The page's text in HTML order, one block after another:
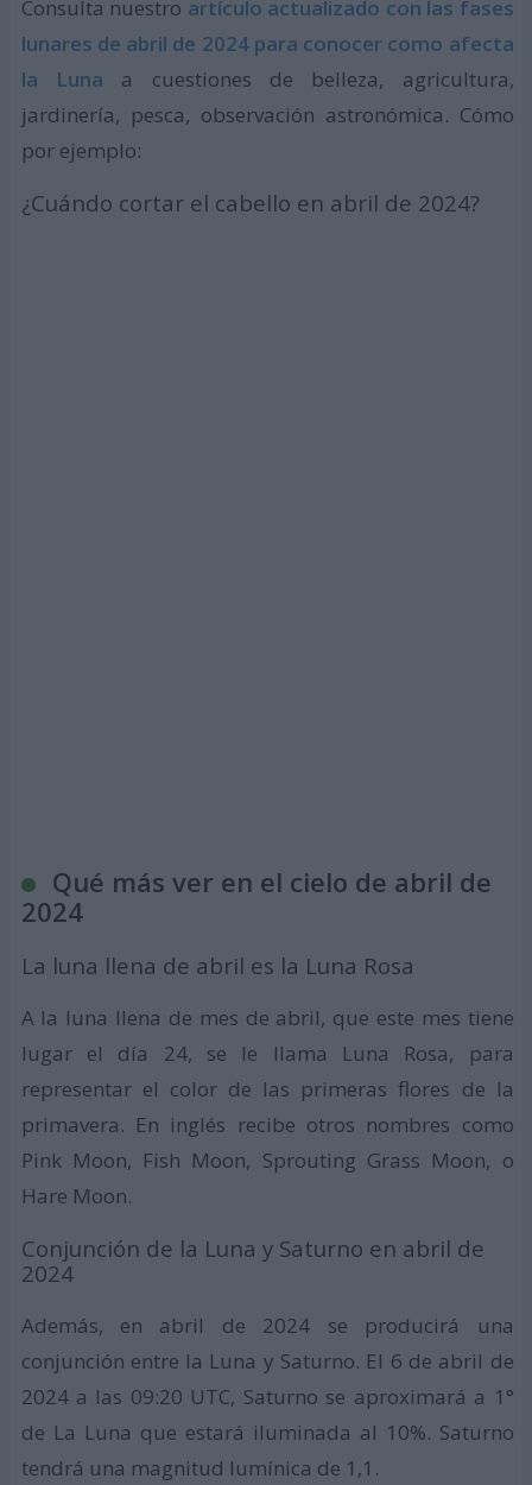
Consulta nuestro artículo actualizado con las fases
lunares de abril de 2024 para conocer como afecta
la Luna a cuestiones de belleza, agricultura,
jardinería, pesca, observación astronómica. Cómo
por ejemplo:
¿Cuándo cortar el cabello en abril de 2024?
Qué más ver en el cielo de abril de
2024
La luna llena de abril es la Luna Rosa
A la luna llena de mes de abril, que este mes tiene
lugar el día 24, se le llama Luna Rosa, para
representar el color de las primeras flores de la
primavera. En inglés recibe otros nombres como
Pink Moon, Fish Moon, Sprouting Grass Moon, o
Hare Moon.
Conjunción de la Luna y Saturno en abril de
2024
Además, en abril de 2024 se producirá una
conjunción entre la Luna y Saturno. El 6 de abril de
2024 a las 09:20 UTC, Saturno se aproximará a 1°
de La Luna que estará iluminada al 10%. Saturno
tendrá una magnitud lumínica de 1,1.